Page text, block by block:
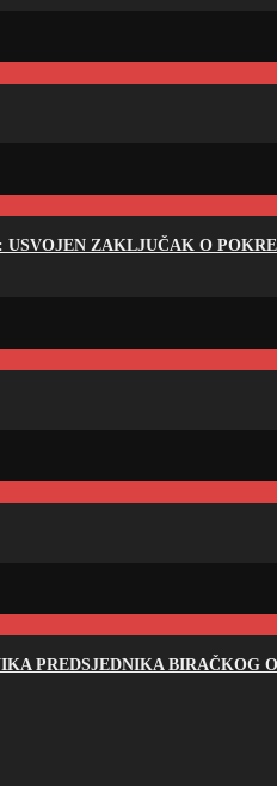
ZAKLJUČAK O
PREDSJEDNIKA BIRAČKOG